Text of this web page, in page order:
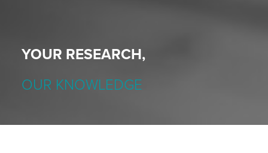
YOUR RESEARCH,
OUR KNOWLEDGE